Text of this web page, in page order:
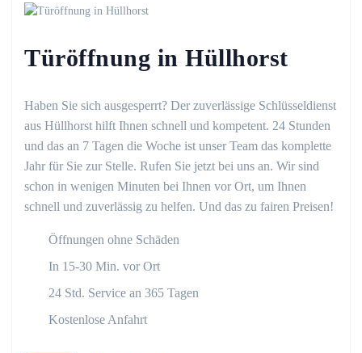
Türöffnung in Hüllhorst
Haben Sie sich ausgesperrt? Der zuverlässige Schlüsseldienst
aus Hüllhorst hilft Ihnen schnell und kompetent. 24 Stunden
und das an 7 Tagen die Woche ist unser Team das komplette
Jahr für Sie zur Stelle. Rufen Sie jetzt bei uns an. Wir sind
schon in wenigen Minuten bei Ihnen vor Ort, um Ihnen
schnell und zuverlässig zu helfen. Und das zu fairen Preisen!
Öffnungen ohne Schäden
In 15-30 Min. vor Ort
24 Std. Service an 365 Tagen
Kostenlose Anfahrt